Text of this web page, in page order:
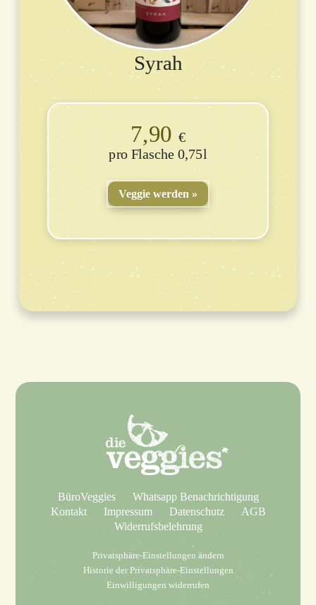
Syrah
7,90€
Flasche 0,75l
Veggie werden
BüroVeggies
Whatsapp Benachrichtigung
Kontakt
Impressum Datenschutz
AGB
Widerrufsbelehrung
Privatsphäre-Einstellungen ändern
Historie der Privatsphäre-Einstellungen
Einwilligungen widerrufen